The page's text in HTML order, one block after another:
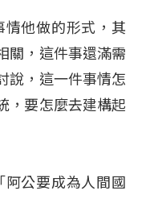
情他做的形式，其
關，這件事還滿需
說，這一件事情怎
，要怎麼去建構起
公要成為人間國